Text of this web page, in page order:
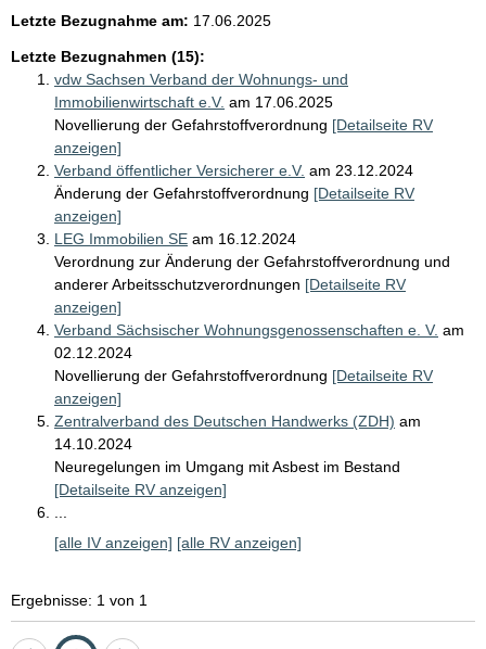
Letzte Bezugnahme am: 17.06.2025
Letzte Bezugnahmen (15):
vdw Sachsen Verband der Wohnungs- und
Immobilienwirtschaft e.V. am 17.06.2025
Novellierung der Gefahrstoffverordnung [Detailseite RV
anzeigen]
Verband öffentlicher Versicherer e.V. am 23.12.2024
Änderung der Gefahrstoffverordnung [Detailseite RV
anzeigen]
LEG Immobilien SE am 16.12.2024
Verordnung zur Änderung der Gefahrstoffverordnung und
anderer Arbeitsschutzverordnungen [Detailseite RV
anzeigen]
Verband Sächsischer Wohnungsgenossenschaften e. V. am
02.12.2024
Novellierung der Gefahrstoffverordnung [Detailseite RV
anzeigen]
Zentralverband des Deutschen Handwerks (ZDH) am
14.10.2024
Neuregelungen im Umgang mit Asbest im Bestand
[Detailseite RV anzeigen]
n
s
e
s
[alle IV anzeigen] [alle RV anzeigen]
Ergebnisse: 1 von 1